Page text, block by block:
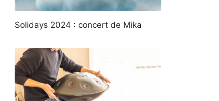
Solidays 2024 : concert de Mika